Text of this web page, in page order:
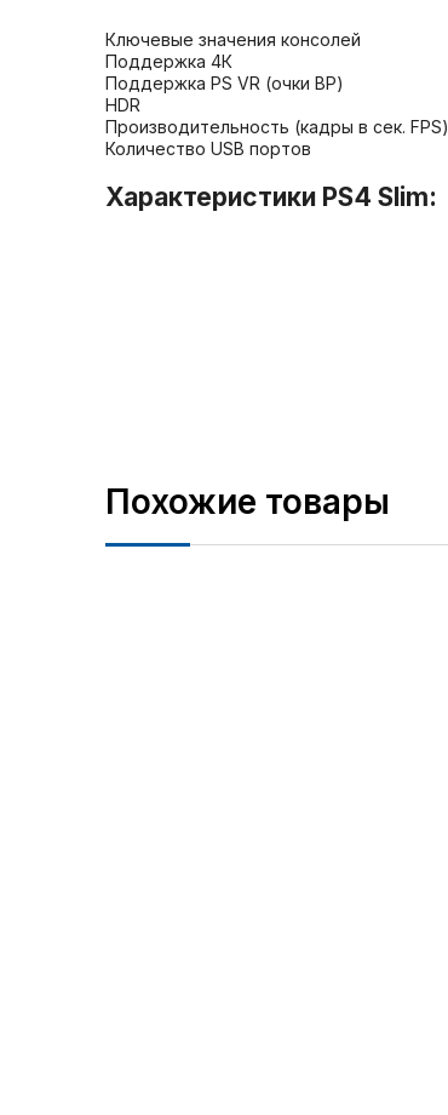
Ключевые значения консолей
Поддержка 4К
Поддержка PS VR (очки ВР)
HDR
Производительность (кадры в сек. FPS)
Количество USB портов
Характеристики PS4 Slim:
Похожие товары